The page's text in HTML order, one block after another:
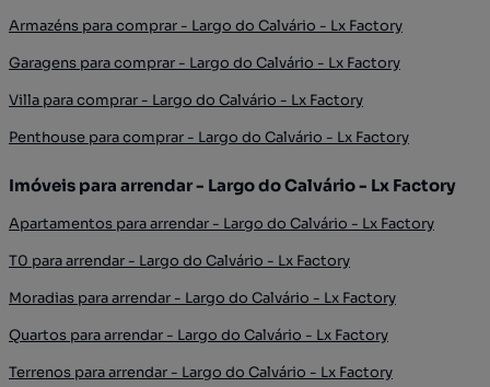
Armazéns para comprar - Largo do Calvário - Lx Factory
Garagens para comprar - Largo do Calvário - Lx Factory
Villa para comprar - Largo do Calvário - Lx Factory
Penthouse para comprar - Largo do Calvário - Lx Factory
Imóveis para arrendar - Largo do Calvário - Lx Factory
Apartamentos para arrendar - Largo do Calvário - Lx Factory
T0 para arrendar - Largo do Calvário - Lx Factory
Moradias para arrendar - Largo do Calvário - Lx Factory
Quartos para arrendar - Largo do Calvário - Lx Factory
Terrenos para arrendar - Largo do Calvário - Lx Factory